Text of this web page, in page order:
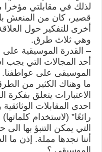
لذلك في مقابلتي
قصير، كان من المنعش
أخرى للتفكير حول
وهي ثلاث طرق.
– القدرة الموسيقية على
أحد المجالات التي يجب
الموسيقى على
ما وهناك الكثير من
الاعتبارات يتعلق بفكرة
احدى المقابلات
رائعًا” (لاستخدام
التي يمكن التنبؤ بها
أننا نجدها مملة. إذن ما
الموسيقى ؟